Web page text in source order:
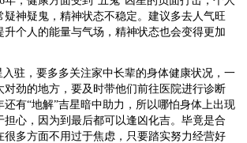
疑神疑鬼，精神状态不稳定。建议多去人气旺
升个人的能量与气场，精神状态也会变得更加
入驻，要多多关注家中长辈的身体健康状况，一
对劲的地方，要及时带他们前往医院进行诊断
还有“地解”吉星暗中助力，所以哪怕身体上出现
担心，因为到最后都可以逢凶化吉。毕竟是合
很多方面不用过于焦虑，只要踏实努力经营好